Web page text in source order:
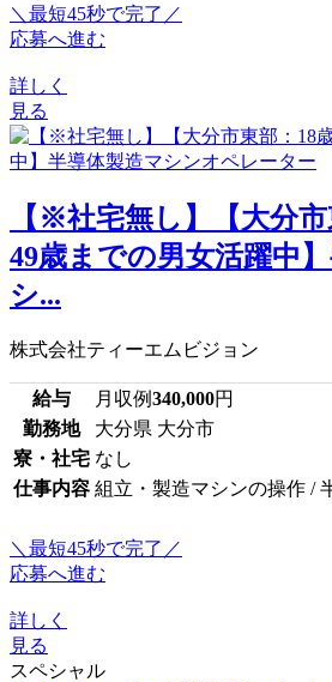
＼最短45秒で完了／
応募へ進む
詳しく
見る
【※社宅無し】【大分
49歳までの男女活躍中
シ...
株式会社ティーエムビジョン
給与 月収例340,000円
勤務地
大分県 大分市
寮・社宅 なし
仕事内容 組立・製造マシンの操作 /
＼最短45秒で完了／
応募へ進む
詳しく
見る
スペシャル